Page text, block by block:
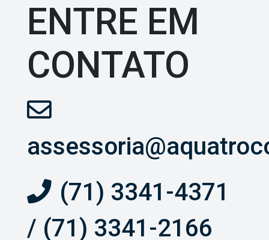
ENTRE EM
CONTATO
(71) 3341-4371
/ (71) 3341-2166